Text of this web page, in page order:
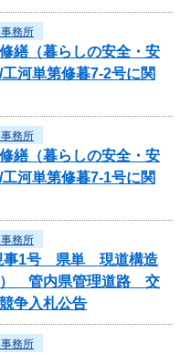
務所
繕（暮らしの安全・安
河単第修暮7-2号に関
務所
繕（暮らしの安全・安
河単第修暮7-1号に関
務所
事1号 県単 現道構造
） 管内県管理道路 交
争入札公告
務所